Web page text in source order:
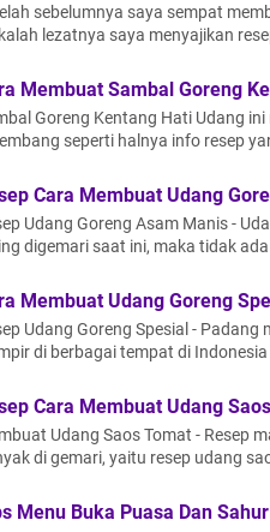
sebelumnya saya sempat
lezatnya saya menyajikan
Membuat Sambal Goreng
Goreng Kentang Hati Udang
seperti halnya info resep
Cara Membuat Udang
Udang Goreng Asam Manis -
digemari saat ini, maka tidak
Membuat Udang Goreng
Udang Goreng Spesial -
di berbagai tempat di
Cara Membuat Udang
Udang Saos Tomat - Resep
di gemari, yaitu resep udang
Menu Buka Puasa Dan